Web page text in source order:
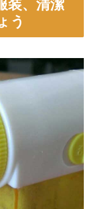
装、清潔
う